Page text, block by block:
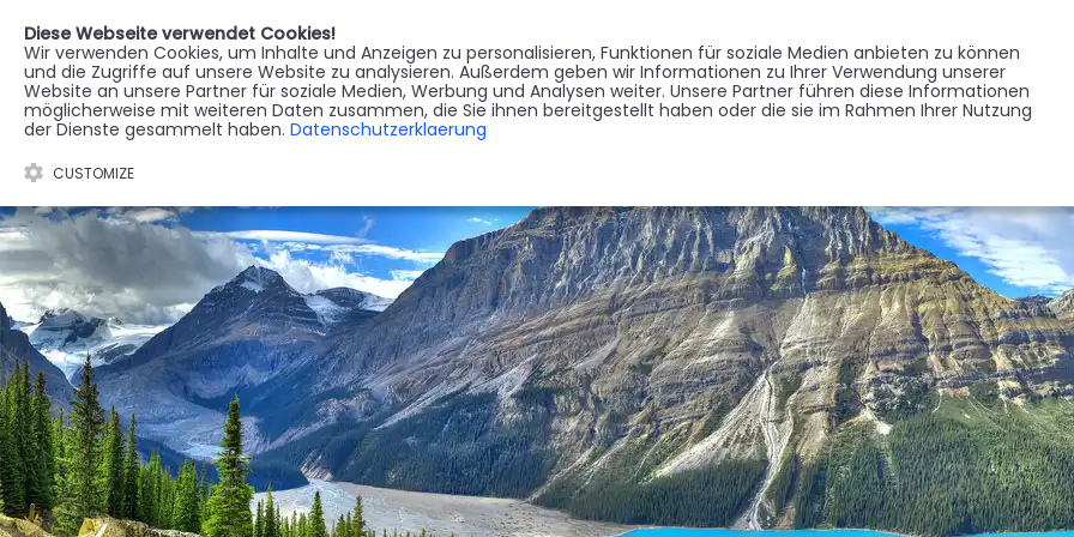
STERBEREGISTER GEDENKSEITEN
BRANCHENREGISTER
FORUM
Diese Webseite verwendet Cookies!
Wir verwenden Cookies, um Inhalte und Anzeigen zu personalisieren, Funktionen für soziale Medien anbieten zu können
und die Zugriffe auf unsere Website zu analysieren. Außerdem geben wir Informationen zu Ihrer Verwendung unserer
Website an unsere Partner für soziale Medien, Werbung und Analysen weiter. Unsere Partner führen diese Informationen
möglicherweise mit weiteren Daten zusammen, die Sie ihnen bereitgestellt haben oder die sie im Rahmen Ihrer Nutzung
der Dienste gesammelt haben. Datenschutzerklaerung
CUSTOMIZE